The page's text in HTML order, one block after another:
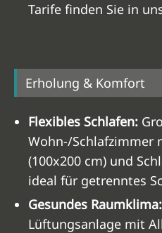
Tarife finden Sie in
Erholung & Komfort
Flexibles Schlafen:
Wohn-/Schlafzimmer
(100x200 cm) und
ideal für getrenntes
Gesundes Raumklima:
Lüftungsanlage mit